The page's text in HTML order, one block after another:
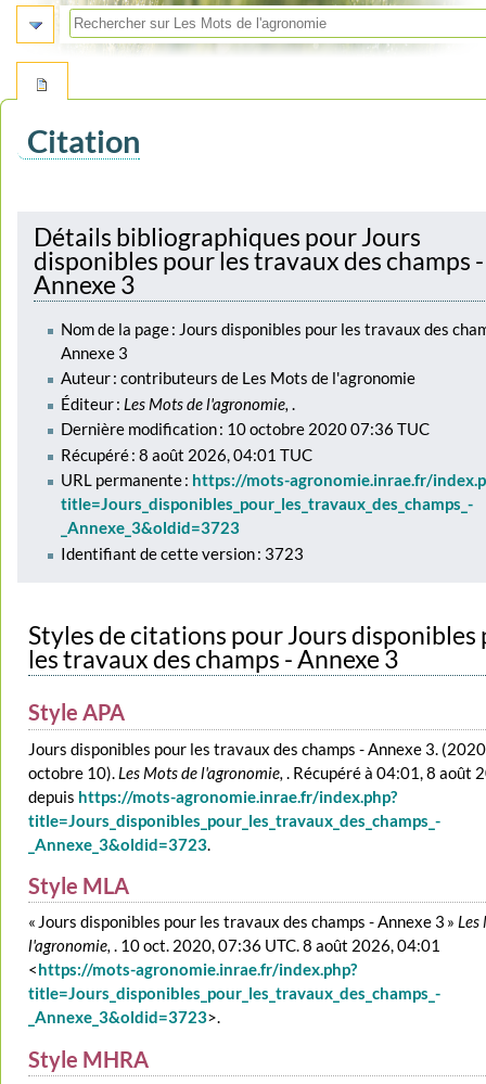
Citation
navigation
recherche
Détails bibliographiques pour Jours
disponibles pour les travaux des champs -
Annexe 3
Nom de la page : Jours disponibles pour les travaux des
Annexe 3
Auteur : contributeurs de Les Mots de l'agronomie
Éditeur : Les Mots de l'agronomie, .
Dernière modification : 10 octobre 2020 07:36 TUC
Récupéré : 8 août 2026, 04:01 TUC
URL permanente : https://mots-agronomie.inrae.fr/
title=Jours_disponibles_pour_les_travaux_des_champs_-
_Annexe_3&oldid=3723
Identifiant de cette version : 3723
Styles de citations pour Jours disponibles
les travaux des champs - Annexe 3
Style APA
Jours disponibles pour les travaux des champs - Annexe 3.
octobre 10). Les Mots de l'agronomie,. Récupéré à 04:01, 8 août
depuis https://mots-agronomie.inrae.fr/index.php?
title=Jours_disponibles_pour_les_travaux_des_champs_-
_Annexe_3&oldid=3723.
Style MLA
« Jours disponibles pour les travaux des champs - Annexe 3 » Les
l'agronomie,. 10 oct. 2020, 07:36 UTC. 8 août 2026, 04:01
<https://mots-agronomie.inrae.fr/index.php?
title=Jours_disponibles_pour_les_travaux_des_champs_-
_Annexe_3&oldid=3723>.
Style MHRA